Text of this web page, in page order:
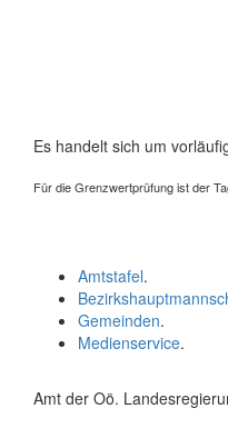
Es handelt sich um
Für die Grenzwertprüfung ist der
Amtstafel.
Gemeinden.
Medienservice.
Amt der Oö.